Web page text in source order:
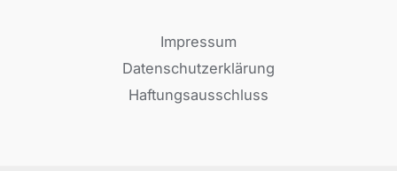
Impressum
Datenschutzerklärung
Haftungsausschluss